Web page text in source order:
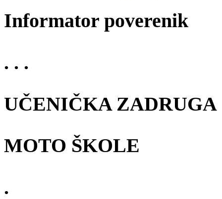
Informator poverenik
. . .
UČENIČKA ZADRUGA
MOTO ŠKOLE
.